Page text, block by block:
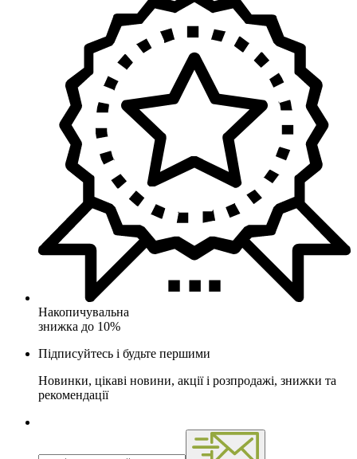
Накопичувальна
знижка до 10%
Підписуйтесь і будьте першими
Новинки, цікаві новини, акції і розпродажі, знижки та
рекомендації